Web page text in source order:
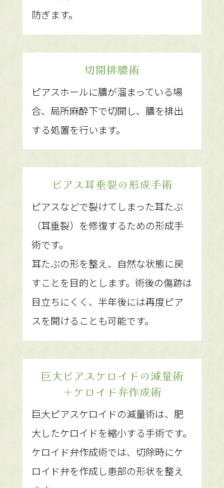
防ぎます。
切開排膿術
ピアスホールに膿が溜まっている場
合、局所麻酔下で切開し、膿を排出
する処置を行います。
ピアス耳垂裂の形成手術
ピアスなどで裂けてしまった耳たぶ
（耳垂裂）を修復するための形成手
術です。
耳たぶの形を整え、自然な状態に戻
すことを目的とします。術後の傷跡は
目立ちにくく、半年後には再度ピア
スを開けることも可能です。
巨大ピアスケロイドの減量術
＋ケロイド弁作成術
巨大ピアスケロイドの減量術は、肥
大したケロイドを縮小する手術です。
ケロイド弁作成術では、切除時にケ
ロイド弁を作成し患部の形状を整え